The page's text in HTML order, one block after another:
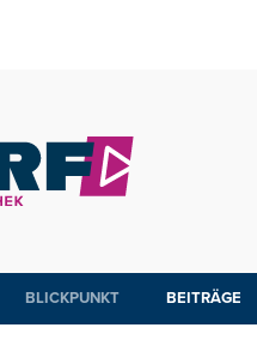
BLICKPUNKT BEITRÄGE